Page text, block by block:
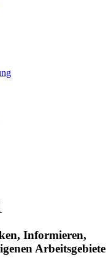
Informieren,
Arbeitsgebiete